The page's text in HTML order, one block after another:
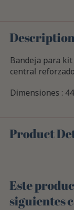
Bandeja para kit
central
Dimensiones :
Product
Este
siguientes